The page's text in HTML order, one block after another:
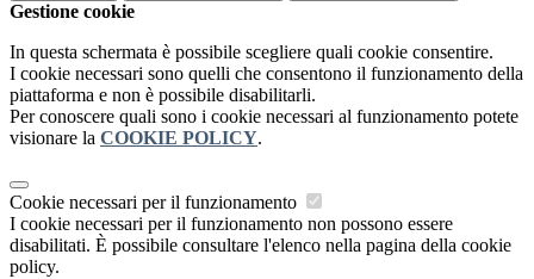
Gestione cookie
In questa schermata è possibile scegliere quali cookie consentire.
I cookie necessari sono quelli che consentono il funzionamento della
piattaforma e non è possibile disabilitarli.
Per conoscere quali sono i cookie necessari al funzionamento potete
visionare la COOKIE POLICY.
Cookie necessari per il funzionamento
I cookie necessari per il funzionamento non possono essere
disabilitati. È possibile consultare l'elenco nella pagina della cookie
policy.